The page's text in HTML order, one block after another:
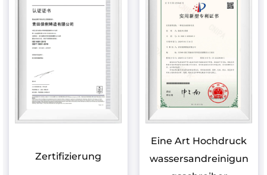
Zertifizierung
Eine Art Hochdruck
wassersandreinigun